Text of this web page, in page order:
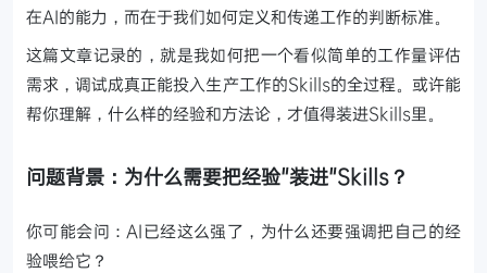
在AI的能力，而在于我们如何定义和传递工作的判断标准。
这篇文章记录的，就是我如何把一个看似简单的工作量评估
需求，调试成真正能投入生产工作的Skills的全过程。或许能
帮你理解，什么样的经验和方法论，才值得装进Skills里。
问题背景：为什么需要把经验"装进"Skills？
你可能会问：AI已经这么强了，为什么还要强调把自己的经
验喂给它？